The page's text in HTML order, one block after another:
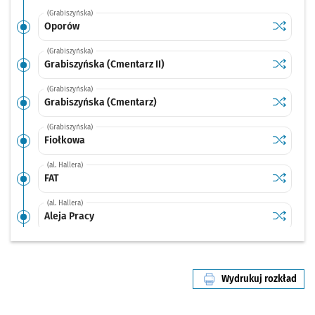
(Grabiszyńska)
Oporów Sprawdź
Oporów
(Grabiszyńska)
Grabiszyńska (Cmentarz II) Sprawdź
(Grabiszyńska)
Grabiszyńska (Cmentarz) Sprawdź
(Grabiszyńska)
Fiołkowa Sprawdź
Fiołkowa
(al. Hallera)
FAT Sprawdź
FAT
(al. Hallera)
Aleja Pracy Sprawdź
Aleja
(al. Hallera)
Sprawdź
Mielecka
Wydrukuj rozkład
linii nr 20